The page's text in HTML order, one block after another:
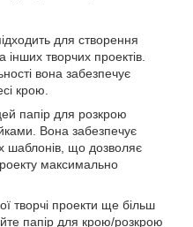
для створення
творчих проектів.
вона забезпечує
крою.
папір для розкрою
Вона забезпечує
шаблонів, що дозволяє
максимально
творчі проекти ще більш
папір для крою/розкрою